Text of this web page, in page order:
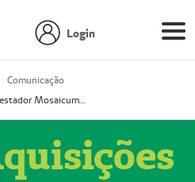
Login
Comunicação
Prestador Mosaicum Espaço Clínico Ltda (51004352-0)